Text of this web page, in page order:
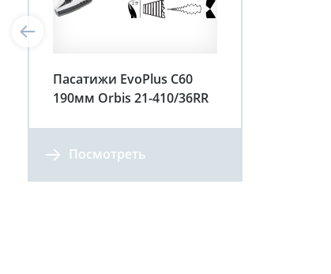
Пасатижи EvoPlus C60
190мм Orbis 21-410/36RR
Посмотреть